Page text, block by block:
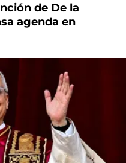
de De la
agenda en